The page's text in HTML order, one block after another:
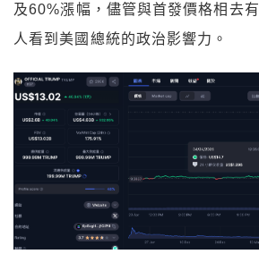
及60%漲幅，儘管與首發價格相去
人看到美國總統的政治影響力。